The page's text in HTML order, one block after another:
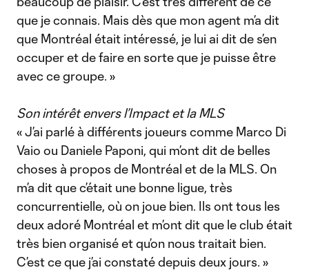
que je connais. Mais dès que mon agent m’a dit
que Montréal était intéressé, je lui ai dit de s’en
occuper et de faire en sorte que je puisse être
avec ce groupe. »
Son intérêt envers l’Impact et la MLS
« J’ai parlé à différents joueurs comme Marco Di
Vaio ou Daniele Paponi, qui m’ont dit de belles
choses à propos de Montréal et de la MLS. On
m’a dit que c’était une bonne ligue, très
concurrentielle, où on joue bien. Ils ont tous les
deux adoré Montréal et m’ont dit que le club était
très bien organisé et qu’on nous traitait bien.
C’est ce que j’ai constaté depuis deux jours. »